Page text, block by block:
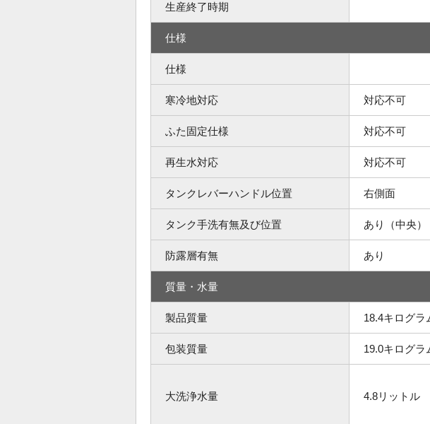
生産終了時期
仕様
仕様
寒冷地対応 対応不可
ふた固定仕様 対応不可
再生水対応 対応不可
タンクレバーハンドル位置 右側面
タンク手洗有無及び位置 あり（中央）
防露層有無 あり
質量・水量
製品質量 18.4キログラ
包装質量 19.0キログラ
大洗浄水量 4.8リットル